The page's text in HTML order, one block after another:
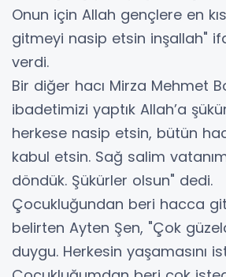
Onun için Allah gençlere en
gitmeyi nasip etsin inşallah"
verdi.
Bir diğer hacı Mirza Mehmet
ibadetimizi yaptık Allah’a
herkese nasip etsin, bütün
kabul etsin. Sağ salim
döndük. Şükürler olsun" dedi.
Çocukluğundan beri hacca
belirten Ayten Şen, "Çok
duygu. Herkesin yaşamasını